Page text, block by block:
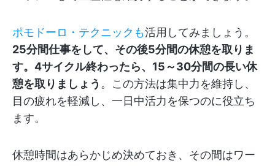
ポモドーロ・テクニックも活用してみましょう。
25分間仕事をして、その後5分間の休憩を取りま
す。4サイクル終わったら、15～30分間の長い休
憩を取りましょう 。この方法は集中力を維持し、
目の疲れを軽減し、一日中活力を保つのに役立ち
ます。
休憩時間はあらかじめ決めておき、その間はワー